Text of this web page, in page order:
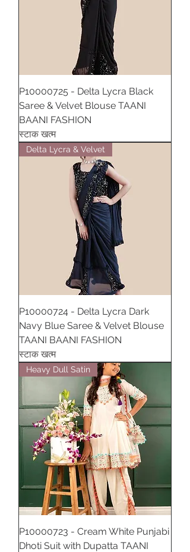
P10000725 - Delta Lycra Black
Saree & Velvet Blouse TAANI
BAANI FASHION
स्टाक खत्म
Delta Lycra & Velvet
P10000724 - Delta Lycra Dark
Navy Blue Saree & Velvet Blouse
TAANI BAANI FASHION
स्टाक खत्म
Heavy Dull Satin
P10000723 - Cream White Punjabi
Dhoti Suit with Dupatta TAANI